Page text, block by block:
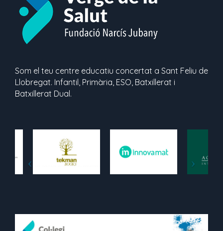
Som el teu centre educatiu concertat a Sant Feliu de
Llobregat. Infantil, Primària, ESO, Batxillerat i
Batxillerat Dual.